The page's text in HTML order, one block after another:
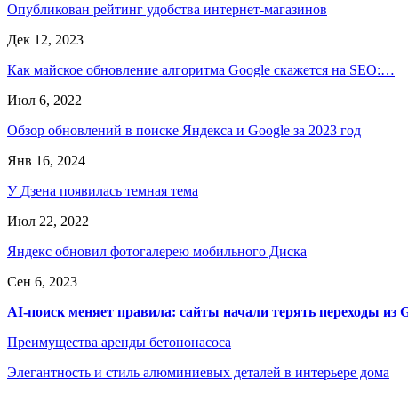
Опубликован рейтинг удобства интернет-магазинов
Дек 12, 2023
Как майское обновление алгоритма Google скажется на SEO:…
Июл 6, 2022
Обзор обновлений в поиске Яндекса и Google за 2023 год
Янв 16, 2024
У Дзена появилась темная тема
Июл 22, 2022
Яндекс обновил фотогалерею мобильного Диска
Сен 6, 2023
AI-поиск меняет правила: сайты начали терять переходы из
Преимущества аренды бетононасоса
Элегантность и стиль алюминиевых деталей в интерьере дома